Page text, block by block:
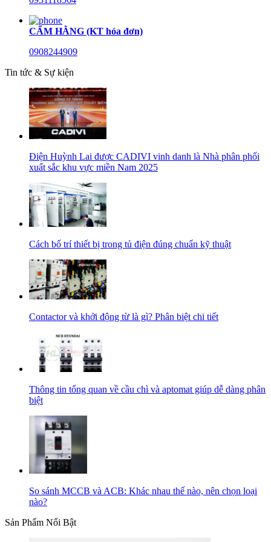
CẨM HẰNG (KT hóa đơn)
0908244909
Tin tức & Sự kiện
Điện Huỳnh Lai được CADIVI vinh danh là Nhà phân phối
xuất sắc khu vực miền Nam 2025
Cách bố trí thiết bị trong tủ điện đúng chuẩn kỹ thuật
Contactor và khởi động từ là gì? Phân biệt chi tiết
Thông tin tổng quan về cầu chì và aptomat giúp dễ dàng phân
biệt
So sánh MCCB và ACB: Khác nhau thế nào, nên chọn loại
nào?
Sản Phẩm Nổi Bật